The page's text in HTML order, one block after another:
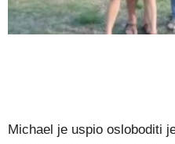
Michael je uspio osloboditi